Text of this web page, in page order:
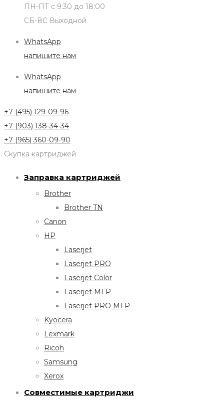
ПН-ПТ с 9:30 до 18:00
СБ-ВС Выходной
WhatsApp
напишите нам
WhatsApp
напишите нам
+7 (495) 129-09-96
+7 (903) 138-34-34
+7 (965) 360-09-90
Скупка картриджей
Заправка картриджей
Brother
Brother TN
Canon
HP
Laserjet
Laserjet PRO
Laserjet Color
Laserjet MFP
Laserjet PRO MFP
Kyocera
Lexmark
Ricoh
Samsung
Xerox
Совместимые картриджи